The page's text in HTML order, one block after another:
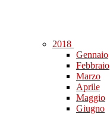
2018
Gennaio
Febbraio
Marzo
Aprile
Maggio
Giugno